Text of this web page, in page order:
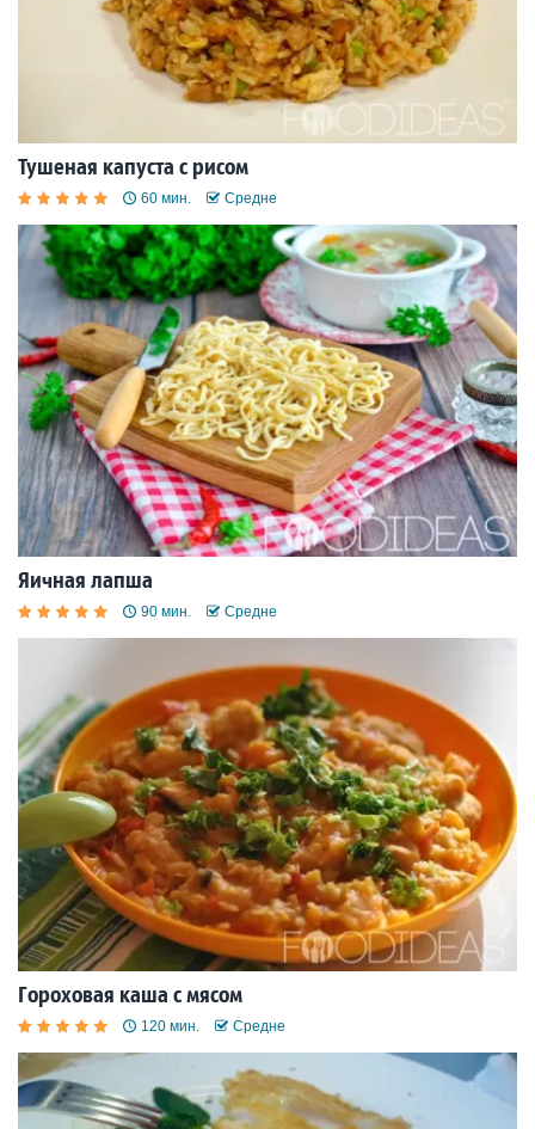
Тушеная капуста с рисом
60 мин. Средне
Яичная лапша
90 мин. Средне
Гороховая каша с мясом
120 мин. Средне